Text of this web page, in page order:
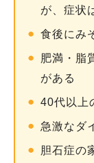
が、症状
● 食後にみ
●
肥満・脂
がある
● 40代以上
● 急激なダ
●
胆石症の